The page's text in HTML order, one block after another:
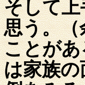
そして
思う。
ことが
は家族